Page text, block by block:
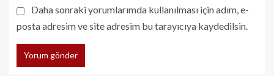
Daha sonraki yorumlarımda kullanılması için adım, e-
posta adresim ve site adresim bu tarayıcıya kaydedilsin.